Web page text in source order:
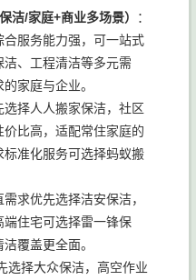
洁/家庭+商业多场景）
：
服务能力强，可一站式
、工程清洁等多元需
家庭与企业。
选择人人搬家保洁，社区
比高，适配常住家庭的
标准化服务可选择蚂蚁搬
需求优先选择洁安保洁，
住宅可选择雷一锋保
覆盖更全面。
选择大众保洁，高空作业